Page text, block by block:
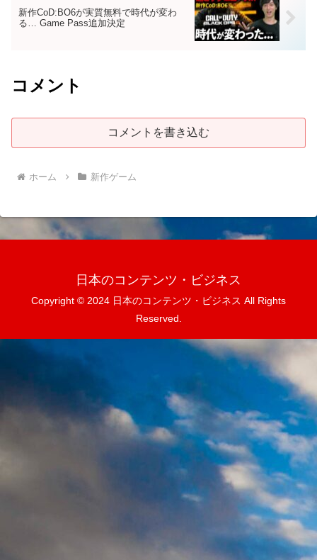
新作CoD:BO6が実質無料で時代が変わ
る… Game Pass追加決定
コメント
コメントを書き込む
ホーム 新作ゲーム
日本のコンテンツ・ビジネス
Copyright © 2024 日本のコンテンツ・ビジネス All Rights
Reserved.